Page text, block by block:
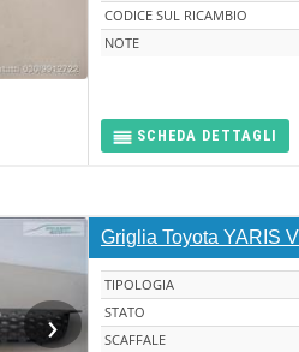
CODICE SUL RICAMBIO
NOTE
SCHEDA DETTAGLI
›
Griglia Toyota YARIS
TIPOLOGIA
STATO
SCAFFALE